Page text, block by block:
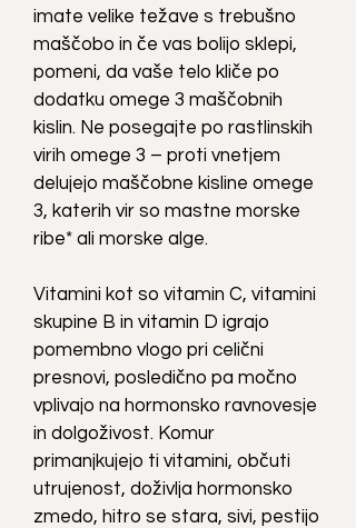
imate velike težave s trebušno
maščobo in če vas bolijo sklepi,
pomeni, da vaše telo kliče po
dodatku omege 3 maščobnih
kislin. Ne posegajte po rastlinskih
virih omege 3 – proti vnetjem
delujejo maščobne kisline omege
3, katerih vir so mastne morske
ribe* ali morske alge.
Vitamini kot so vitamin C, vitamini
skupine B in vitamin D igrajo
pomembno vlogo pri celični
presnovi, posledično pa močno
vplivajo na hormonsko ravnovesje
in dolgoživost. Komur
primanjkujejo ti vitamini, občuti
utrujenost, doživlja hormonsko
zmedo, hitro se stara, sivi, pestijo